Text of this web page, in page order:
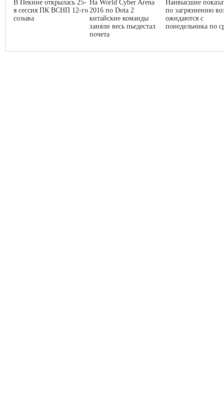
В Пекине открылась 25-
я сессия ПК ВСНП 12-го
созыва
На World Cyber Arena
2016 по Dota 2
китайские команды
заняли весь пьедестал
почета
Наивысшие
по загрязнению
ожидаются с
понедельника по